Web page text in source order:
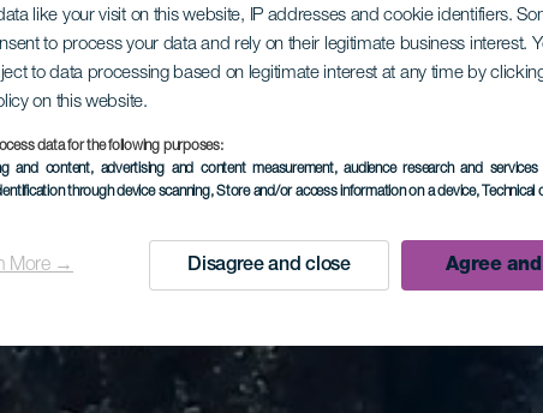
like your visit on this website, IP addresses and cookie identifiers.
to process your data and rely on their legitimate business interest.
to data processing based on legitimate interest at any time by
on this website.
data for the following purposes:
and content, advertising and content measurement, audience research and services
through device scanning, Store and/or access information on a device, Technical
More → Disagree and close Agree